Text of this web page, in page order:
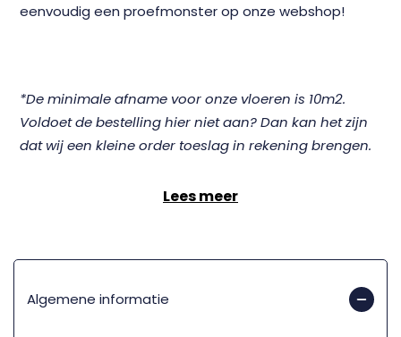
eenvoudig een proefmonsterop onze webshop!
*De minimale afname voor onze vloeren is 10m2.
Voldoet de bestelling hier niet aan? Dan kan het zijn
dat wij een kleine order toeslag in rekening brengen.
Lees meer
Algemene informatie